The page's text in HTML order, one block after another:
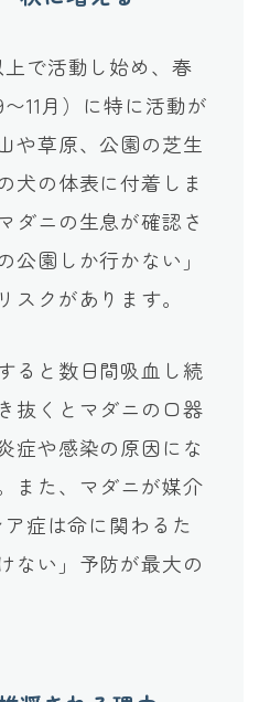
で活動し始め、春
〜11月）に特に活動が
や草原、公園の芝生
犬の体表に付着しま
ダニの生息が確認さ
公園しか行かない」
スクがあります。
ると数日間吸血し続
抜くとマダニの口器
症や感染の原因にな
また、マダニが媒介
症は命に関わるた
ない」予防が最大の